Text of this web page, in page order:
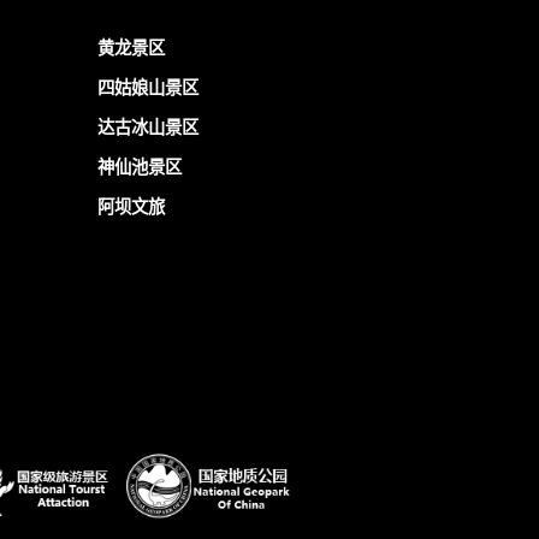
黄龙景区
四姑娘山景区
达古冰山景区
神仙池景区
阿坝文旅